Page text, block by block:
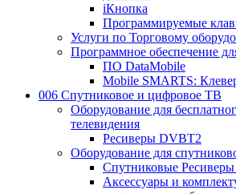
iКнопка
Программируемые
Услуги по Торговому
Программное обеспечение
ПО DataMobile
Mobile SMARTS:
006 Спутниковое и цифровое ТВ
Оборудование для
телевидения
Ресиверы DVBT2
Оборудование для
Спутниковые
Аксессуары и